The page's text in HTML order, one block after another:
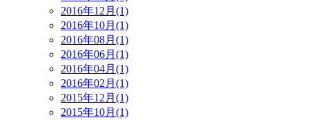
2016年12月(1)
2016年10月(1)
2016年08月(1)
2016年06月(1)
2016年04月(1)
2016年02月(1)
2015年12月(1)
2015年10月(1)